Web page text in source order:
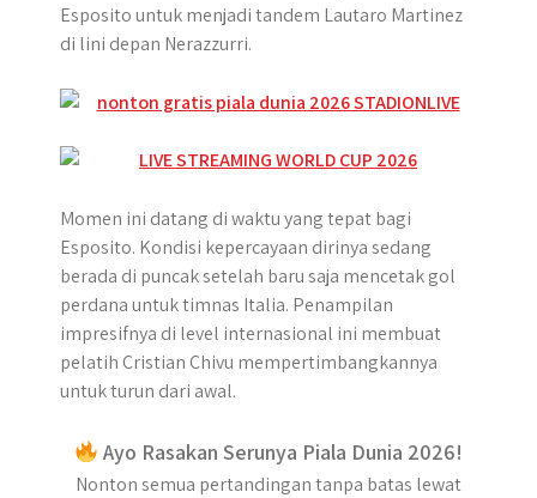
Esposito untuk menjadi tandem Lautaro Martinez
di lini depan Nerazzurri.
Momen ini datang di waktu yang tepat bagi
Esposito. Kondisi kepercayaan dirinya sedang
berada di puncak setelah baru saja mencetak gol
perdana untuk timnas Italia. Penampilan
impresifnya di level internasional ini membuat
pelatih Cristian Chivu mempertimbangkannya
untuk turun dari awal.
Ayo Rasakan Serunya Piala Dunia 2026!
Nonton semua pertandingan tanpa batas lewat